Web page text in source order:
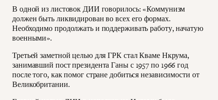
В одной из листовок ДИИ говорилось: «Коммунизм
должен быть ликвидирован во всех его формах.
Необходимо продолжать и поддерживать работу, начатую
военными».
Третьей заметной целью для ГРК стал Кваме Нкрума,
занимавший пост президента Ганы с 1957 по 1966 год
после того, как помог стране добиться независимости от
Великобритании.